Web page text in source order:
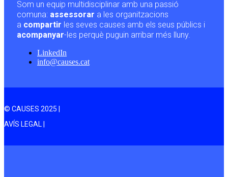
Som un equip multidisciplinar amb una passió
comuna: assessorar a les organitzacions
a compartir les seves causes amb els seus públics i
acompanyar-les perquè puguin arribar més lluny.
LinkedIn
info@causes.cat
© CAUSES 2025 |
AVÍS LEGAL |